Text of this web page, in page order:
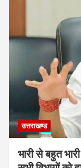
उत्तराखण्ड
भारी से बहुत